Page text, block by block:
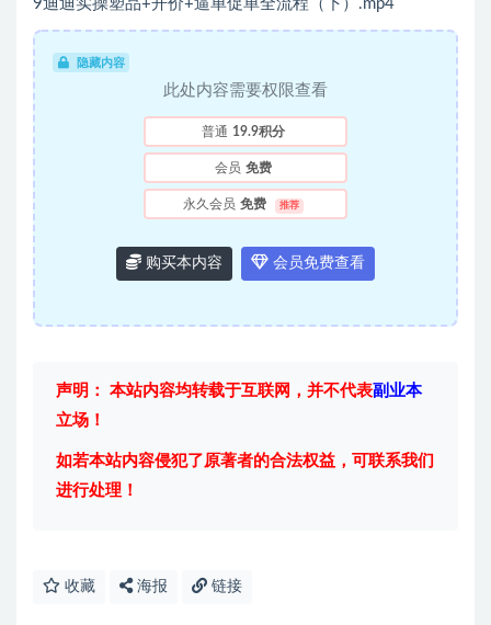
9迪迪实操塑品+开价+逼单促单全流程（下）.mp4
隐藏内容
此处内容需要权限查看
普通 19.9积分
会员 免费
永久会员 免费 推荐
购买本内容 会员免费查看
声明： 本站内容均转载于互联网，并不代表副业本
立场！
如若本站内容侵犯了原著者的合法权益，可联系我们
进行处理！
收藏 海报 链接